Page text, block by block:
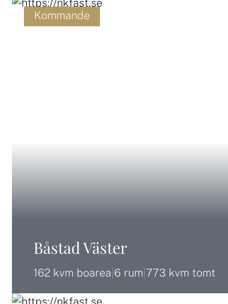
Kommande
Båstad Väster
162 kvm boarea 6 rum 773 kvm tomt